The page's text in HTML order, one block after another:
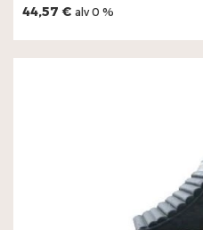
44,57 € alv 0 %